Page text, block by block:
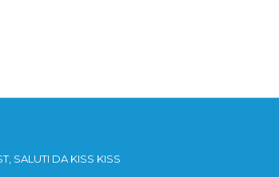
SALUTI DA KISS KISS